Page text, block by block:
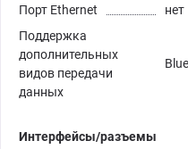
Порт Ethernet
нет
Поддержка
дополнительных
видов передачи
данных
Интерфейсы/разъемы